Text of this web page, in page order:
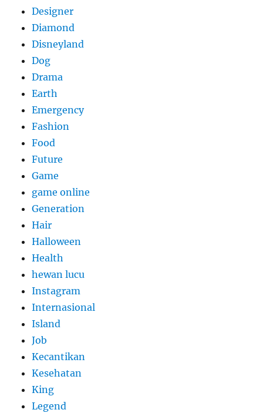
Designer
Diamond
Disneyland
Dog
Drama
Earth
Emergency
Fashion
Food
Future
Game
game online
Generation
Hair
Halloween
Health
hewan lucu
Instagram
Internasional
Island
Job
Kecantikan
Kesehatan
King
Legend